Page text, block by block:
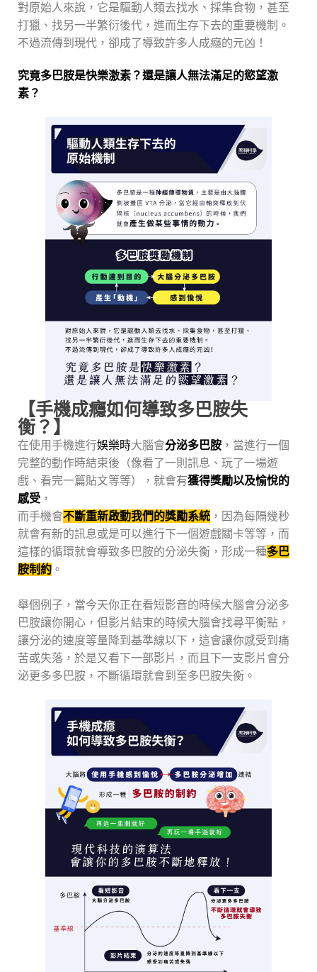
對原始人來說，它是驅動人類去找水、採集食物，甚至
打獵、找另一半繁衍後代，進而生存下去的重要機制。
不過流傳到現代，卻成了導致許多人成癮的元凶！
究竟多巴胺是快樂激素？還是讓人無法滿足的慾望激
素？
【手機成癮如何導致多巴胺失
衡？】
在使用手機進行娛樂時大腦會分泌多巴胺 ，當進行一個
完整的動作時結束後（像看了一則訊息、玩了一場遊
戲、看完一篇貼文等等），就會有獲得獎勵以及愉悅的
感受 ，
而手機會不斷重新啟動我們的獎勵系統 ，因為每隔幾秒
就會有新的訊息或是可以進行下一個遊戲關卡等等，而
這樣的循環就會導致多巴胺的分泌失衡，形成一種多巴
胺制約 。
舉個例子，當今天你正在看短影音的時候大腦會分泌多
巴胺讓你開心，但影片結束的時候大腦會找尋平衡點，
讓分泌的速度等量降到基準線以下，這會讓你感受到痛
苦或失落，於是又看下一部影片，而且下一支影片會分
泌更多多巴胺，不斷循環就會到至多巴胺失衡。